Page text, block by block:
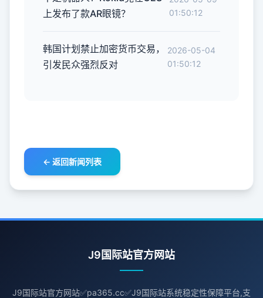
上发布了款AR眼镜？
01:50:12
韩国计划禁止加密货币交易，
引发民众强烈反对
2026-05-04
01:50:12
← 返回新闻列表
J9国际站官方网站
J9国际站官方网站✅pa365.cc✅J9国际站系统稳定性保障平台,支